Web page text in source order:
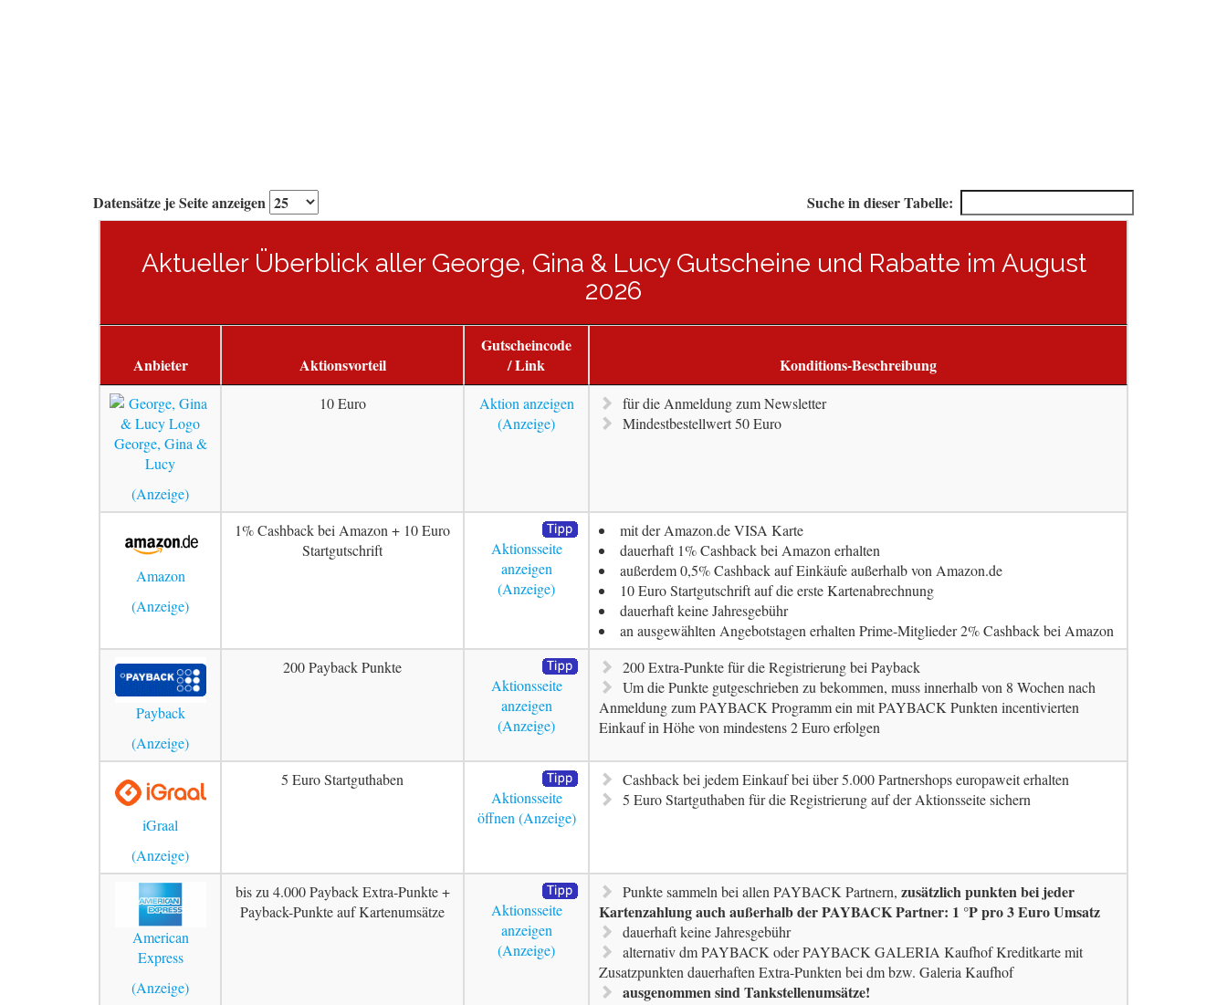
Datensätze je Seite anzeigen Suche in dieser Tabelle:
Aktueller Überblick aller George, Gina & Lucy Gutscheine und Rabatte im August
2026
Anbieter Aktionsvorteil
Gutscheincode
/ Link
Konditions-Beschreibung
George, Gina &
Lucy
10 Euro Aktion anzeigen
für die Anmeldung zum Newsletter
Mindestbestellwert 50 Euro
Amazon
1% Cashback bei Amazon + 10 Euro
Startgutschrift
Aktionsseite
anzeigen
mit der Amazon.de VISA Karte
dauerhaft 1% Cashback bei Amazon erhalten
außerdem 0,5% Cashback auf Einkäufe außerhalb von Amazon.de
10 Euro Startgutschrift auf die erste Kartenabrechnung
dauerhaft keine Jahresgebühr
an ausgewählten Angebotstagen erhalten Prime-Mitglieder 2% Cashback bei Amazon
Payback
200 Payback Punkte
Aktionsseite
anzeigen
200 Extra-Punkte für die Registrierung bei Payback
Um die Punkte gutgeschrieben zu bekommen, muss innerhalb von 8 Wochen nach
Anmeldung zum PAYBACK Programm ein mit PAYBACK Punkten incentivierten
Einkauf in Höhe von mindestens 2 Euro erfolgen
iGraal
5 Euro Startguthaben
Aktionsseite
öffnen
Cashback bei jedem Einkauf bei über 5.000 Partnershops europaweit erhalten
5 Euro Startguthaben für die Registrierung auf der Aktionsseite sichern
American
Express
bis zu 4.000 Payback Extra-Punkte +
Payback-Punkte auf Kartenumsätze
Aktionsseite
anzeigen
Punkte sammeln bei allen PAYBACK Partnern, zusätzlich punkten bei jeder
Kartenzahlung auch außerhalb der PAYBACK Partner: 1 °P pro 3 Euro Umsatz
dauerhaft keine Jahresgebühr
alternativ dm PAYBACK oder PAYBACK GALERIA Kaufhof Kreditkarte mit
Zusatzpunkten dauerhaften Extra-Punkten bei dm bzw. Galeria Kaufhof
ausgenommen sind Tankstellenumsätze!